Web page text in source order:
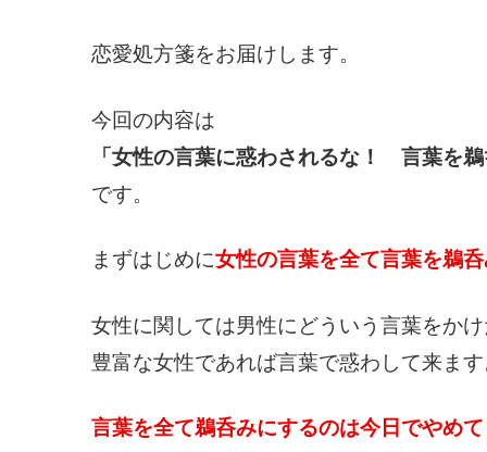
恋愛処方箋をお届けします。
今回の内容は
「女性の言葉に惑わされるな！ 言葉を
です。
まずはじめに女性の言葉を全て言葉を鵜
女性に関しては男性にどういう言葉をか
豊富な女性であれば言葉で惑わして来ま
言葉を全て鵜呑みにするのは今日でやめ